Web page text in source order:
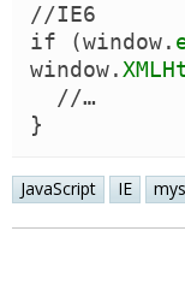
//IE6
if
(window.
window.
//…
}
JavaScript IE